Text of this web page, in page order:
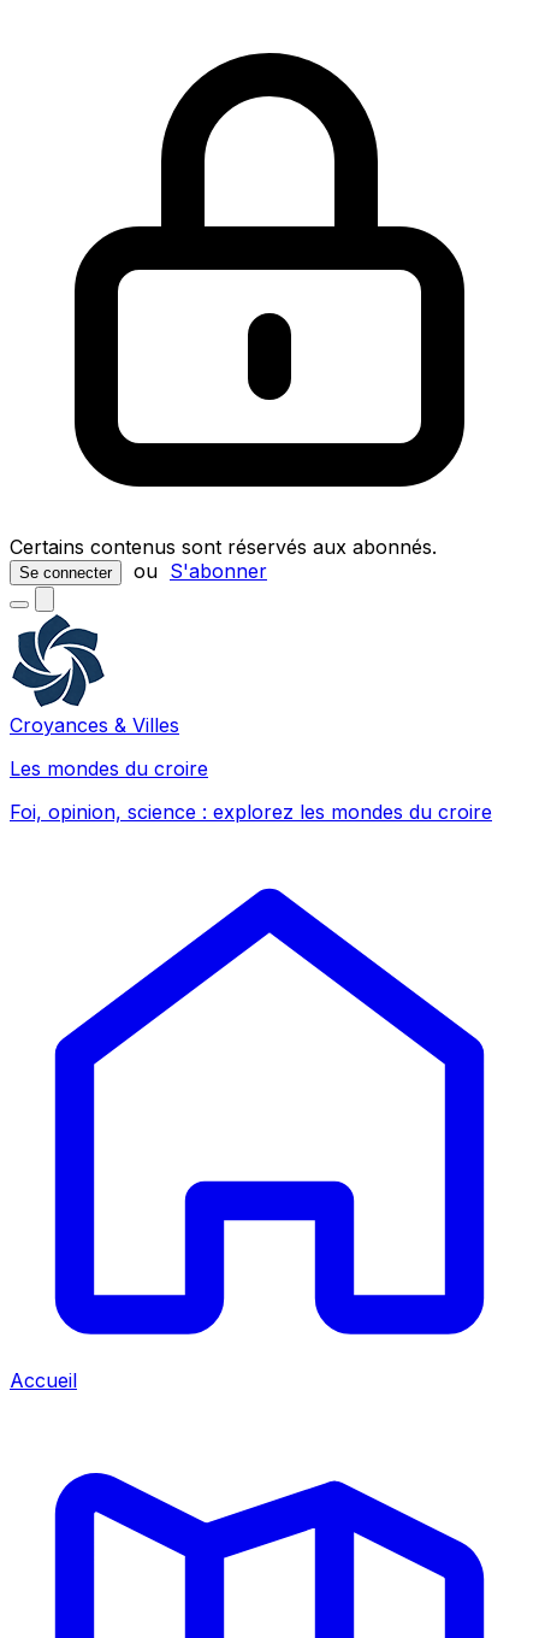
Certains contenus sont réservés aux abonnés.
Se connecter ou S'abonner
Croyances & Villes
Les mondes du croire
Foi, opinion, science : explorez les mondes du croire
Accueil